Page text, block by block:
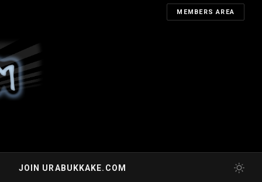
MEMBERS AREA
JOIN URABUKKAKE.COM